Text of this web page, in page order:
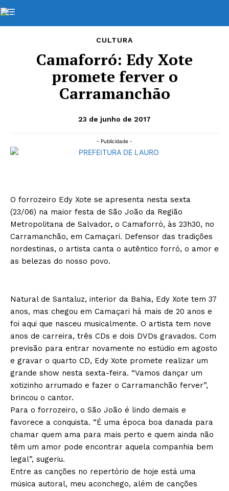
CULTURA
Camaforró: Edy Xote
promete ferver o
Carramanchão
23 de junho de 2017
- Publicidade -
O forrozeiro Edy Xote se apresenta nesta sexta
(23/06) na maior festa de São João da Região
Metropolitana de Salvador, o Camaforró, às 23h30, no
Carramanchão, em Camaçari. Defensor das tradições
nordestinas, o artista canta o autêntico forró, o amor e
as belezas do nosso povo.
Natural de Santaluz, interior da Bahia, Edy Xote tem 37
anos, mas chegou em Camaçari há mais de 20 anos e
foi aqui que nasceu musicalmente. O artista tem nove
anos de carreira, três CDs e dois DVDs gravados. Com
previsão para entrar novamente no estúdio em agosto
e gravar o quarto CD, Edy Xote promete realizar um
grande show nesta sexta-feira. “Vamos dançar um
xotizinho arrumado e fazer o Carramanchão ferver”,
brincou o cantor.
Para o forrozeiro, o São João é lindo demais e
favorece a conquista. “É uma época boa danada para
chamar quem ama para mais perto e quem ainda não
têm um amor pode encontrar aquela companhia bem
legal”, sugeriu.
Entre as canções no repertório de hoje está uma
música autoral, meu aconchego, além de canções